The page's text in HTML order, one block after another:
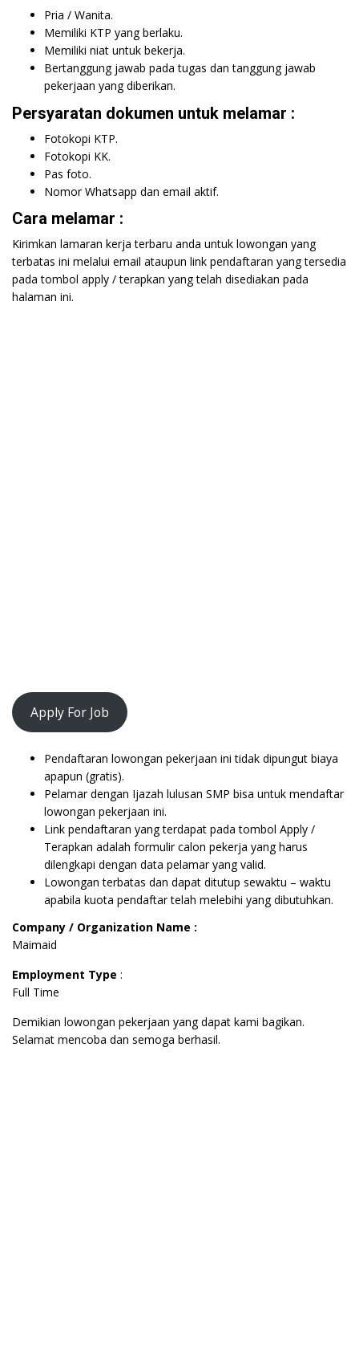
Pria / Wanita.
Memiliki KTP yang berlaku.
Memiliki niat untuk bekerja.
Bertanggung jawab pada tugas dan tanggung jawab
pekerjaan yang diberikan.
Persyaratan dokumen untuk melamar :
Fotokopi KTP.
Fotokopi KK.
Pas foto.
Nomor Whatsapp dan email aktif.
Cara melamar :
Kirimkan lamaran kerja terbaru anda untuk lowongan yang
terbatas ini melalui email ataupun link pendaftaran yang tersedia
pada tombol apply / terapkan yang telah disediakan pada
halaman ini.
Apply For Job
Pendaftaran lowongan pekerjaan ini tidak dipungut biaya
apapun (gratis).
Pelamar dengan Ijazah lulusan SMP bisa untuk mendaftar
lowongan pekerjaan ini.
Link pendaftaran yang terdapat pada tombol Apply /
Terapkan adalah formulir calon pekerja yang harus
dilengkapi dengan data pelamar yang valid.
Lowongan terbatas dan dapat ditutup sewaktu – waktu
apabila kuota pendaftar telah melebihi yang dibutuhkan.
Company / Organization Name :
Maimaid
Employment Type :
Full Time
Demikian lowongan pekerjaan yang dapat kami bagikan.
Selamat mencoba dan semoga berhasil.